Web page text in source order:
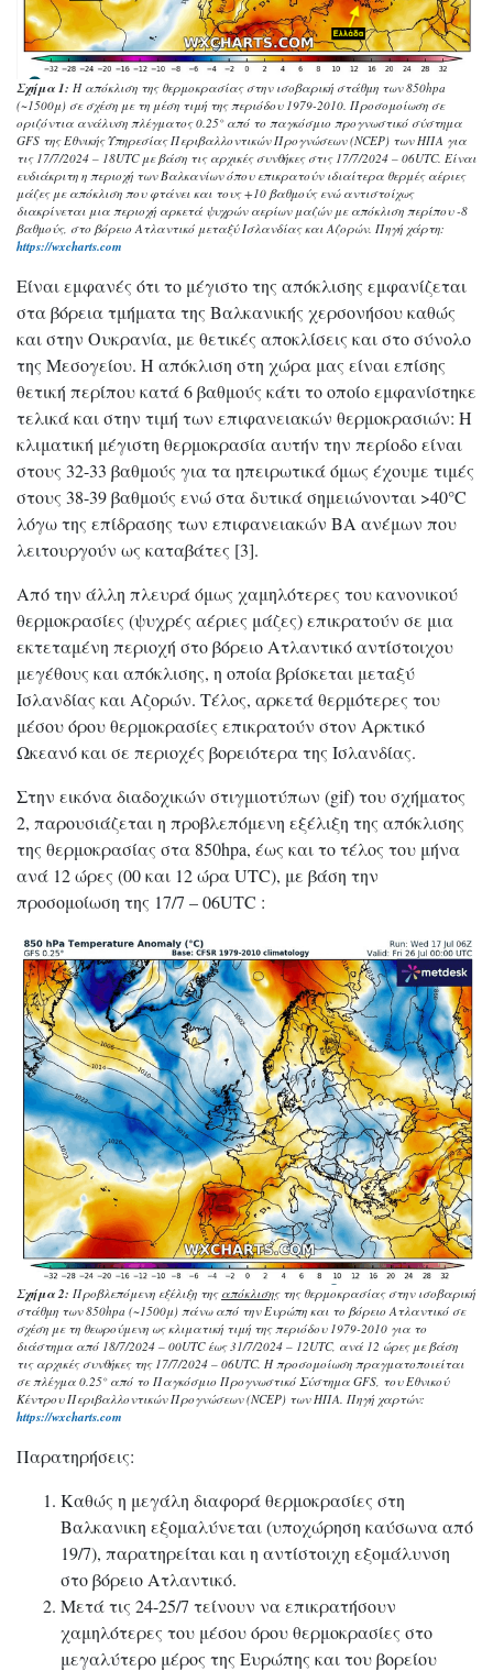
Σχήμα 1: Η απόκλιση της θερμοκρασίας στην ισοβαρική στάθμη των 850hpa
(~1500μ) σε σχέση με τη μέση τιμή της περιόδου 1979-2010. Προσομοίωση σε
οριζόντια ανάλυση πλέγματος 0.25° από το παγκόσμιο προγνωστικό σύστημα
GFS της Εθνικής Υπηρεσίας Περιβαλλοντικών Προγνώσεων (NCEP) των ΗΠΑ για
τις 17/7/2024 – 18UTC με βάση τις αρχικές συνθήκες στις 17/7/2024 – 06UTC. Είναι
ευδιάκριτη η περιοχή των Βαλκανίων όπου επικρατούν ιδιαίτερα θερμές αέριες
μάζες με απόκλιση που φτάνει και τους +10 βαθμούς ενώ αντιστοίχως
διακρίνεται μια περιοχή αρκετά ψυχρών αερίων μαζών με απόκλιση περίπου -8
βαθμούς, στο βόρειο Ατλαντικό μεταξύ Ισλανδίας και Αζορών. Πηγή χάρτη:
https://wxcharts.com
Είναι εμφανές ότι το μέγιστο της απόκλισης εμφανίζεται
στα βόρεια τμήματα της Βαλκανικής χερσονήσου καθώς
και στην Ουκρανία, με θετικές αποκλίσεις και στο σύνολο
της Μεσογείου. Η απόκλιση στη χώρα μας είναι επίσης
θετική περίπου κατά 6 βαθμούς κάτι το οποίο εμφανίστηκε
τελικά και στην τιμή των επιφανειακών θερμοκρασιών: Η
κλιματική μέγιστη θερμοκρασία αυτήν την περίοδο είναι
στους 32-33 βαθμούς για τα ηπειρωτικά όμως έχουμε τιμές
στους 38-39 βαθμούς ενώ στα δυτικά σημειώνονται >40°C
λόγω της επίδρασης των επιφανειακών ΒΑ ανέμων που
λειτουργούν ως καταβάτες [3].
Από την άλλη πλευρά όμως χαμηλότερες του κανονικού
θερμοκρασίες (ψυχρές αέριες μάζες) επικρατούν σε μια
εκτεταμένη περιοχή στο βόρειο Ατλαντικό αντίστοιχου
μεγέθους και απόκλισης, η οποία βρίσκεται μεταξύ
Ισλανδίας και Αζορών. Τέλος, αρκετά θερμότερες του
μέσου όρου θερμοκρασίες επικρατούν στον Αρκτικό
Ωκεανό και σε περιοχές βορειότερα της Ισλανδίας.
Στην εικόνα διαδοχικών στιγμιοτύπων (gif) του σχήματος
2, παρουσιάζεται η προβλεπόμενη εξέλιξη της απόκλισης
της θερμοκρασίας στα 850hpa, έως και το τέλος του μήνα
ανά 12 ώρες (00 και 12 ώρα UTC), με βάση την
προσομοίωση της 17/7 – 06UTC :
Σχήμα 2: Προβλεπόμενη εξέλιξη της απόκλισηςτης θερμοκρασίας στην ισοβαρική
στάθμη των 850hpa (~1500μ) πάνω από την Ευρώπη και το βόρειο Ατλαντικό σε
σχέση με τη θεωρούμενη ως κλιματική τιμή της περιόδου 1979-2010 για το
διάστημα από 18/7/2024 – 00UTC έως 31/7/2024 – 12UTC, ανά 12 ώρες με βάση
τις αρχικές συνθήκες της 17/7/2024 – 06UTC. Η προσομοίωση πραγματοποιείται
σε πλέγμα 0.25° από το Παγκόσμιο Προγνωστικό Σύστημα GFS, του Εθνικού
Κέντρου Περιβαλλοντικών Προγνώσεων (NCEP) των ΗΠΑ. Πηγή χαρτών:
https://wxcharts.com
Παρατηρήσεις:
Καθώς η μεγάλη διαφορά θερμοκρασίες στη
Βαλκανικη εξομαλύνεται (υποχώρηση καύσωνα από
19/7), παρατηρείται και η αντίστοιχη εξομάλυνση
στο βόρειο Ατλαντικό.
Μετά τις 24-25/7 τείνουν να επικρατήσουν
χαμηλότερες του μέσου όρου θερμοκρασίες στο
μεγαλύτερο μέρος της Ευρώπης και του βορείου